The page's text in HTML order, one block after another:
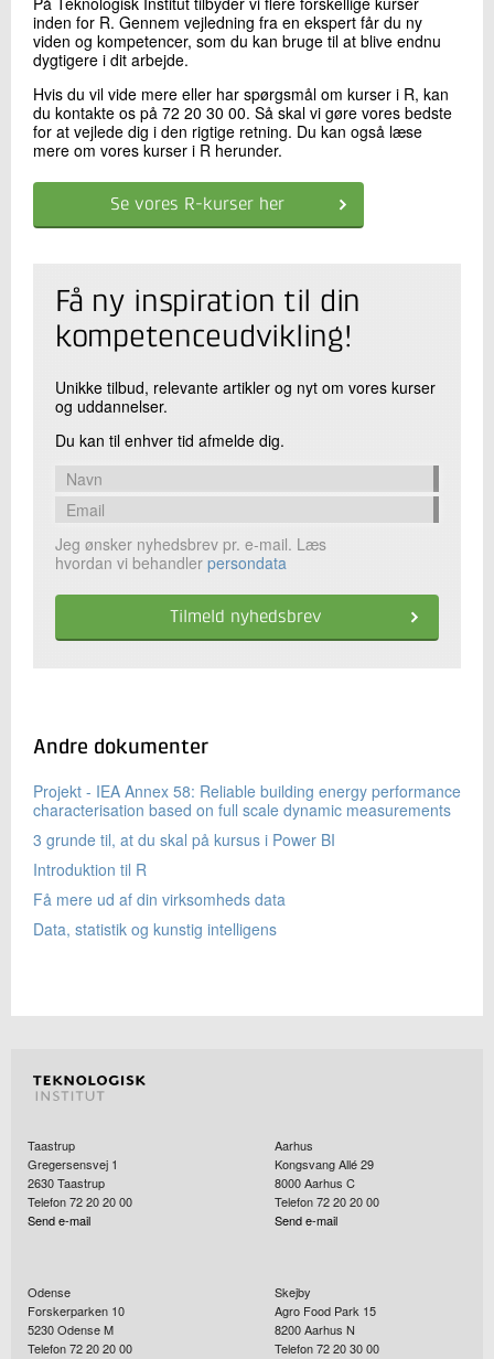
inden for R. Gennem vejledning fra en ekspert får du ny
viden og kompetencer, som du kan bruge til at blive endnu
dygtigere i dit arbejde.
Hvis du vil vide mere eller har spørgsmål om kurser i R, kan
du kontakte os på 72 20 30 00. Så skal vi gøre vores bedste
for at vejlede dig i den rigtige retning. Du kan også læse
mere om vores kurser i R herunder.
Se vores R-kurser her
Få ny inspiration til din
kompetenceudvikling!
Unikke tilbud, relevante artikler og nyt om vores kurser
og uddannelser.
Du kan til enhver tid afmelde dig.
Jeg ønsker nyhedsbrev pr. e-mail. Læs
hvordan vi behandler persondata
Andre dokumenter
Projekt - IEA Annex 58: Reliable building energy performance
characterisation based on full scale dynamic measurements
3 grunde til, at du skal på kursus i Power BI
Introduktion til R
Få mere ud af din virksomheds data
Data, statistik og kunstig intelligens
Taastrup
Gregersensvej 1
2630Taastrup
Telefon 72 20 20 00
Send e-mail
Aarhus
Kongsvang Allé 29
8000Aarhus C
Telefon 72 20 20 00
Send e-mail
Odense
Forskerparken 10
5230Odense M
Telefon 72 20 20 00
Skejby
Agro Food Park 15
8200Aarhus N
Telefon 72 20 30 00